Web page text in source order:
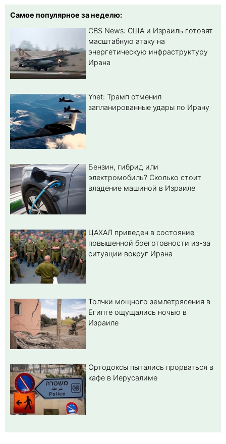
Самое популярное за неделю:
CBS News: США и Израиль готовят
масштабную атаку на
энергетическую инфраструктуру
Ирана
Ynet: Трамп отменил
запланированные удары по Ирану
Бензин, гибрид или
электромобиль? Cколько стоит
владение машиной в Израиле
ЦАХАЛ приведен в состояние
повышенной боеготовности из-за
ситуации вокруг Ирана
Толчки мощного землетрясения в
Египте ощущались ночью в
Израиле
Ортодоксы пытались прорваться в
кафе в Иерусалиме